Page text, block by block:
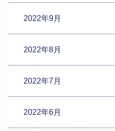
2022年9月
2022年8月
2022年7月
2022年6月